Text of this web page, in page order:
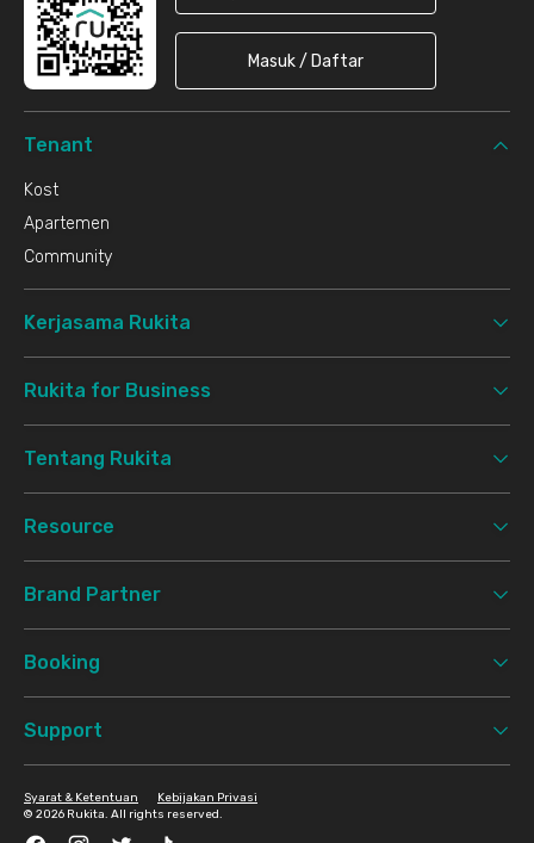
Masuk / Daftar
Tenant
Kost
Apartemen
Community
Kerjasama Rukita
Rukita for Business
Tentang Rukita
Resource
Brand Partner
Booking
Support
© 2026 Rukita. All rights reserved.
Syarat & Ketentuan Kebijakan Privasi